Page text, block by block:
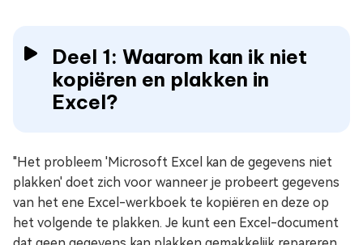
Deel 1: Waarom kan ik niet
kopiëren en plakken in
Excel?
"Het probleem 'Microsoft Excel kan de gegevens niet
plakken' doet zich voor wanneer je probeert gegevens
van het ene Excel-werkboek te kopiëren en deze op
het volgende te plakken. Je kunt een Excel-document